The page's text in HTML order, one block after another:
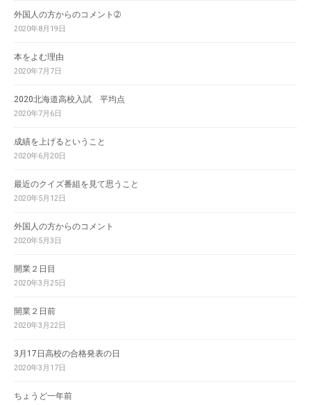
外国人の方からのコメント➁
2020年8月19日
本をよむ理由
2020年7月7日
2020北海道高校入試 平均点
2020年7月6日
成績を上げるということ
2020年6月20日
最近のクイズ番組を見て思うこと
2020年5月12日
外国人の方からのコメント
2020年5月3日
開業２日目
2020年3月25日
開業２日前
2020年3月22日
3月17日高校の合格発表の日
2020年3月17日
ちょうど一年前